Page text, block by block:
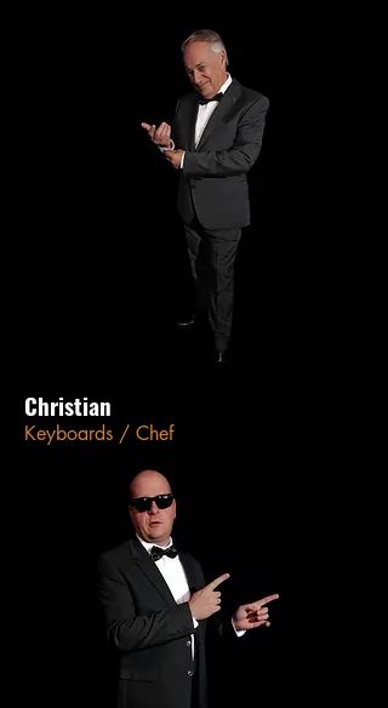
Christian
Keyboards / Chef